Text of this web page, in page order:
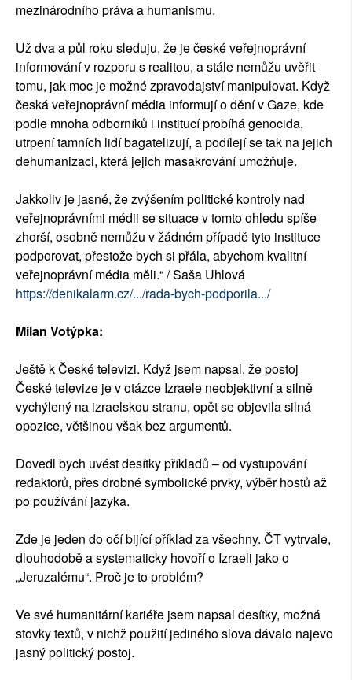
mezinárodního práva a humanismu.
Už dva a půl roku sleduju, že je české veřejnoprávní
informování v rozporu s realitou, a stále nemůžu uvěřit
tomu, jak moc je možné zpravodajství manipulovat. Když
česká veřejnoprávní média informují o dění v Gaze, kde
podle mnoha odborníků i institucí probíhá genocida,
utrpení tamních lidí bagatelizují, a podílejí se tak na jejich
dehumanizaci, která jejich masakrování umožňuje.
Jakkoliv je jasné, že zvýšením politické kontroly nad
veřejnoprávními médii se situace v tomto ohledu spíše
zhorší, osobně nemůžu v žádném případě tyto instituce
podporovat, přestože bych si přála, abychom kvalitní
veřejnoprávní média měli.“ / Saša Uhlová
https://denikalarm.cz/.../rada-bych-podporila.../
Milan Votýpka:
Ještě k České televizi. Když jsem napsal, že postoj
České televize je v otázce Izraele neobjektivní a silně
vychýlený na izraelskou stranu, opět se objevila silná
opozice, většinou však bez argumentů.
Dovedl bych uvést desítky příkladů – od vystupování
redaktorů, přes drobné symbolické prvky, výběr hostů až
po používání jazyka.
Zde je jeden do očí bijící příklad za všechny. ČT vytrvale,
dlouhodobě a systematicky hovoří o Izraeli jako o
„Jeruzalému“. Proč je to problém?
Ve své humanitární kariéře jsem napsal desítky, možná
stovky textů, v nichž použití jediného slova dávalo najevo
jasný politický postoj.